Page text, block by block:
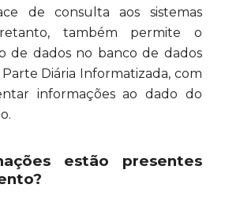
de consulta aos sistemas
também permite o
de dados no banco de dados
Diária Informatizada, com
informações ao dado do
estão presentes